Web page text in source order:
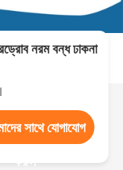
নরম বন্ধ ঢাকনা
সাথে যোগাযোগ
করুন